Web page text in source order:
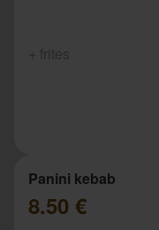
Panini kebab
8.50 €